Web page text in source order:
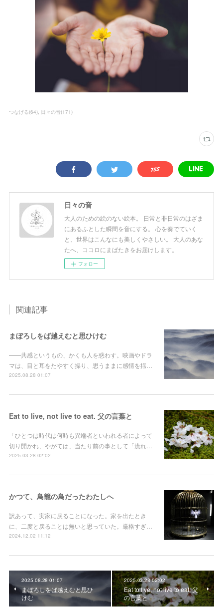
つなげる(64) 日々の音(171)
日々の音
大人のための絵のない絵本。 日常と非日常のはざま
にあるふとした瞬間を音にする。 心を奏でていく
と、世界はこんなにも美しくやさしい。 大人のあな
たへ、ココロにまばたきをお届けします。
フォロー
関連記事
まぼろしをば越えむと思ひけむ
――共感というもの、かくも人を惑わす。映画やドラ
マは、目と耳をたやすく操り、思うままに感情を揺…
2025.08.28 01:07
Eat to live, not live to eat. 父の言葉と
「ひとつは時代は何時も異端者といわれる者によって
切り開かれ、やがては、当たり前の事として「流れ…
2025.03.28 02:02
かつて、鳥籠の鳥だったわたしへ
訳あって、実家に戻ることになった。家を出たとき
に、二度と戻ることは無いと思っていた。厳格すぎ…
2024.12.02 11:12
2025.08.28 01:07
まぼろしをば越えむと思ひ
けむ
2025.03.28 02:02
Eat to live, not live to eat. 父
の言葉と